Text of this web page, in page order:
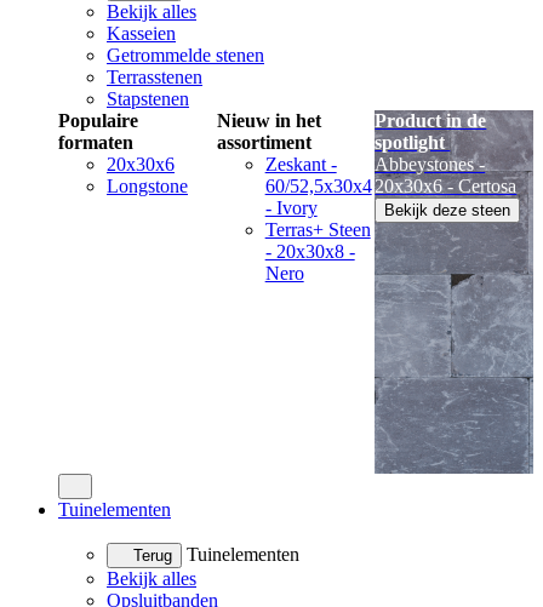
Bekijk alles
Kasseien
Getrommelde stenen
Terrasstenen
Stapstenen
Populaire
formaten
20x30x6
Longstone
Nieuw in het
assortiment
Zeskant -
60/52,5x30x4
- Ivory
Terras+ Steen
- 20x30x8 -
Nero
Product in de
spotlight
Abbeystones -
20x30x6 - Certosa
Bekijk deze steen
Tuinelementen
Terug
Tuinelementen
Bekijk alles
Opsluitbanden